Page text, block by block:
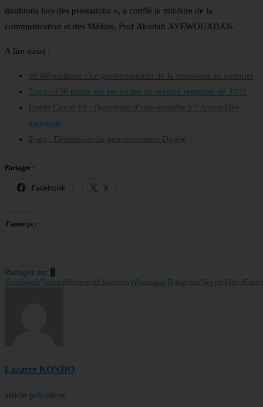
doublons lors des prestations », a confié le ministre de la
communication et des Médias, Prof Akodah AYEWOUADAN.
A lire aussi :
Ve République : Le gouvernement de la transition au complet
Togo : 336 morts sur les routes au second semestre de 2022
Fonds Covid 19 : Ouverture d’une enquête à l’Assemblée
nationale
Togo : Démission du gouvernement Dogbé
Partager :
Facebook X
J’aime ça :
Partager sur 0
FacebookTwitterPinterestLinkedinWhatsappTelegramSkypeViber
Lazarre KONDO
article précédent